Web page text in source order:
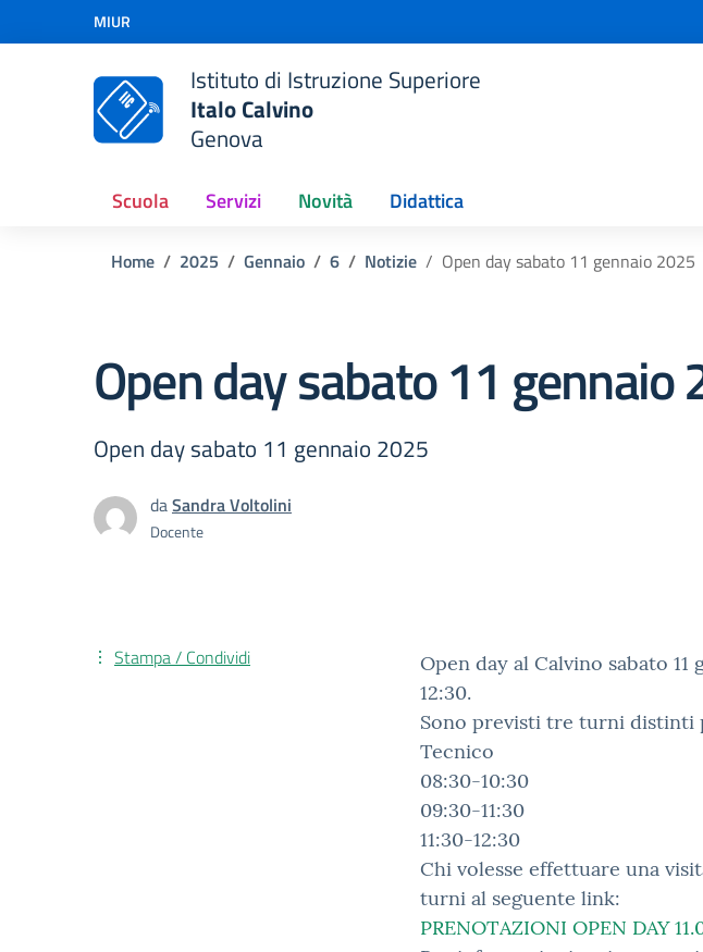
Vai ai contenuti
Vai al menu di navigazione
MIUR
Istituto di Istruzione Superiore
Italo Calvino
Genova
Scuola Servizi Novità Didattica
Home 2025 Gennaio 6 Notizie Open day sabato 11 gennaio 2025
Open day sabato 11 gennaio
Open day sabato 11 gennaio 2025
daSandra Voltolini
Docente
Open day al Calvino sabato
12:30.
Sono previsti tre turni distinti
Tecnico
08:30-10:30
09:30-11:30
11:30-12:30
Chi volesse effettuare una
turni al seguente link:
PRENOTAZIONI OPEN DAY
Stampa / Condividi